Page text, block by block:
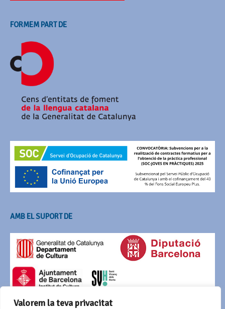
Valorem la teva privacitat
FORMEM PART DE
AMB EL SUPORT DE